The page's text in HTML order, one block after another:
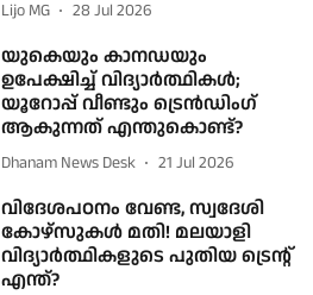
Lijo MG 28 Jul 2026
യുകെയും കാനഡയും
ഉപേക്ഷിച്ച് വിദ്യാർത്ഥികൾ;
യൂറോപ്പ് വീണ്ടും ട്രെൻഡിംഗ്
ആകുന്നത് എന്തുകൊണ്ട്?
Dhanam News Desk 21 Jul 2026
വിദേശപഠനം വേണ്ട, സ്വദേശി
കോഴ്‌സുകള്‍ മതി! മലയാളി
വിദ്യാര്‍ത്ഥികളുടെ പുതിയ ട്രെന്റ്
എന്ത്?